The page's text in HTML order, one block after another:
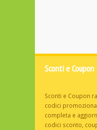
Sconti e Coupon
Sconti e Coupon
codici
completa e
codici sconto,